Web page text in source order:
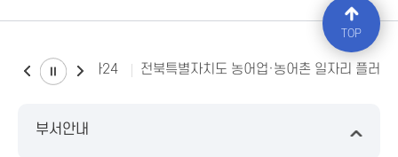
소비자24 전북특별자치도 농어업·농어촌 일자리 플러스
부서안내
TOP